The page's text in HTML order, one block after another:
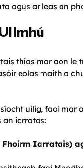
agus ar leas an
thíos mar aon le
eolas maith a
uilig, faoi mar
an iarratas:
Fhoirm Iarratais)